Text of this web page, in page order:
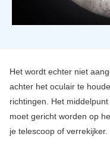
Het wordt echter niet
achter het oculair te
richtingen. Het
moet gericht worden op
je telescoop of verrekijker.